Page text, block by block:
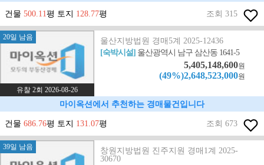
건물 500.11평 토지 128.77평 조회 315
20일 남음
유찰 2회 2026-08-26
울산지방법원 경매5계 2025-12436
[숙박시설] 울산광역시 남구 삼산동 1641-5
5,405,148,600원
(49%)2,648,523,000원
마이옥션에서 추천하는 경매물건입니다
건물 686.76평 토지 131.07평 조회 673
39일 남음
창원지방법원 진주지원 경매1계 2025-
30670